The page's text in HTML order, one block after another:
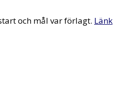
och mål var förlagt. Länk